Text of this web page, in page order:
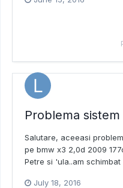
Problema
Salutare, aceeasi
pe bmw x3 2,0d 2009
Petre si 'ula..am
July 18, 2016